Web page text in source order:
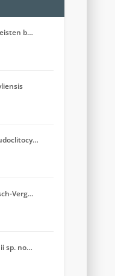
b…
Verg…
sp. no…